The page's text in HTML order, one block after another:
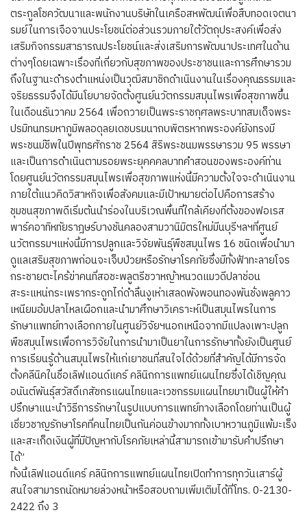
ตระกูลโชควัฒนาและพนักงานบริษัทในเครือสหพัฒน์เพื่อสืบทอดเจตนา
รมย์ในการเจือจานประโยชน์ต่อส่วนรวมภายใต้วัตถุประสงค์เพื่อส่ง
เสริมกิจกรรมสาธารณประโยชน์และส่งเสริมการพัฒนาประเทศในด้าน
ต่างๆโดยเฉพาะเรื่องที่เกี่ยวกับสุขภาพของประชาชนและการศึกษารวม
ถึงในฐานะดำรงตำแหน่งเป็นวุฒิสมาชิกดำเนินงานในเรื่องคุณธรรมและ
จริยธรรมจึงได้มีนโยบายจัดตั้งศูนย์นวัตกรรมสมุนไพรเพื่อสุขภาพขึ้น
ในเดือนธันวาคม 2564 เพื่อถวายเป็นพระราชกุศลพระบาทสมเด็จพระ
ปรมิทนทรมหาภูมิพลอดุลยเดชบรมนาถบพิตรหากพระองค์ยังทรงมี
พระชนม์ชีพในปีพุทธศักราช 2564 สิริพระชนมพรรษารวม 95 พรรษา
และเป็นการดำเนินตามรอยพระยุคคคลบาทคำสอนของพระองค์ท่าน
โดยศูนย์นวัตกรรมสมุนไพรเพื่อสุขภาพแห่งนี้มีความตั้งใจจะดำเนินงาน
ภายใต้แนวคิดวิสาหกิจเพื่อสังคมและมีเป้าหมายต่อไปคือการสร้าง
ชุมชนสุขภาพดีเริ่มต้นนำร่องในบริเวณพื้นที่ใกล้เคียงที่ตั้งของฟอเรส
พาร์คอาทิหทัยราฎษร์บางชันคลองสามวานิมิตรใหม่มีนบุรีฯลฯที่ศูนย์
นวัตกรรมฯแห่งนี้มีการปลูกและวิจัยพันธุ์พืชสมุนไพร 16 ชนิดเพื่อนำมา
ดูแลเสริมสุขภาพก่อนจะเจ็บป่วยหรือรักษาโรคภัยซึ่งมีทั้งฟ้าทะลายโจร
กระชายตะไคร้ข่าคนที่สอชะพลูตรีชวาหญ้าหนวดแมวดีปลาช่อน
สะระแหน่กระเพรากระดูกไก่ดำลิ้นงูเห่าเสลดพังพอนทองพันชั่งพลูคาว
เหนียมอ้มปลาไหลเผือกและนำมาศึกษาวิเคราะห์เป็นสมุนไพรในการ
รักษาแพทย์ทางเลือกภายในศูนย์วิจัยฯนอกเหนือจากมีแปลงเพาะปลูก
พืชสมุนไพรเพื่อการวิจัยในการนำมาเป็นยาในการรักษาทั้งยังเป็นศูนย์
การเรียนรู้ด้านสมุนไพรให้แก่เยาชนที่สนใจได้ด้วยที่สำคัญได้มีการจัด
ตั้งคลีนิคในชื่อเลิฟแอนด์แคร์ คลินิกการแพทย์แผนไทยซึ่งได้เชิญคุณ
อนันต์พันธุ์สวัสดิ์เภสัชกรแผนไทยและเวชกรรมแผนไทยมาเป็นผู้ให้คำ
ปรึกษาแนะนำวิธีการรักษาในรูปแบบการแพทย์ทางเลือกโดยท่านเป็นผู้
เชี่ยวชาญรักษาโรคที่คนไทยเป็นกันค่อนข้างมากทั้งเบาหวานภูมิแพ้มะเร็ง
และสะเก็ดเงินผู้ที่มีปัญหากับโรคภัยเหล่านี้สามารถเข้ามารับคำปรึกษา
ได้”
ทั้งนี้เลิฟแอนด์แคร์ คลินิกการแพทย์แผนไทยเปิดทำการทุกวันเสาร์ผู้
สนใจสามารถนัดหมายล่วงหน้าหรือสอบถามเพิ่มเติมได้ที่โทร. 0-2130-
2422 ถึง 3